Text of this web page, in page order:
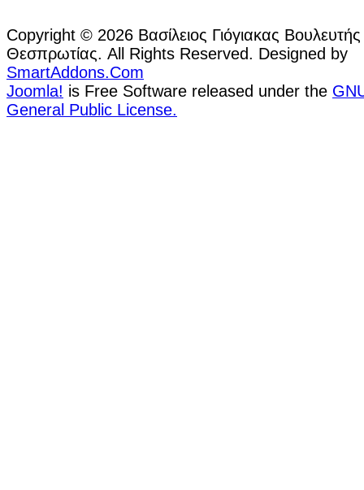
Copyright © 2026 Βασίλειος Γιόγιακας
Θεσπρωτίας. All Rights Reserved. Designed by
SmartAddons.Com
Joomla! is Free Software released under the
General Public License.